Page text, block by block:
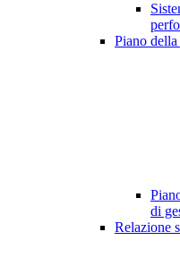
Piano
di
Relazione